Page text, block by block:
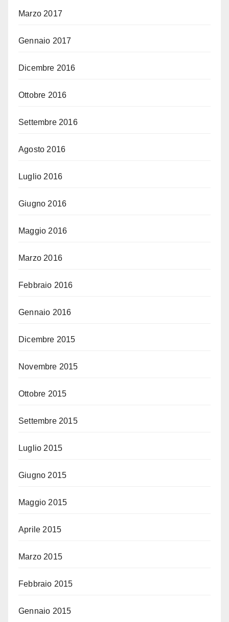
Marzo 2017
Gennaio 2017
Dicembre 2016
Ottobre 2016
Settembre 2016
Agosto 2016
Luglio 2016
Giugno 2016
Maggio 2016
Marzo 2016
Febbraio 2016
Gennaio 2016
Dicembre 2015
Novembre 2015
Ottobre 2015
Settembre 2015
Luglio 2015
Giugno 2015
Maggio 2015
Aprile 2015
Marzo 2015
Febbraio 2015
Gennaio 2015